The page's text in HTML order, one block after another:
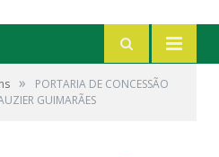
»
PORTARIA DE CONCESSÃO
GUIMARÃES